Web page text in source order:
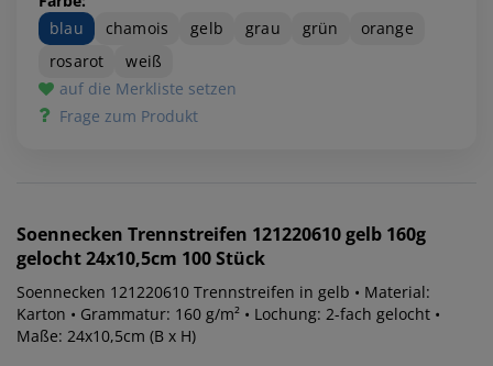
blau
chamois gelb grau grün
orange
rosarot
weiß
auf die Merkliste setzen
Frage zum Produkt
Soennecken Trennstreifen 121220610 gelb 160g
gelocht 24x10,5cm 100 Stück
Soennecken 121220610 Trennstreifen in gelb • Material:
Karton • Grammatur: 160 g/m² • Lochung: 2-fach gelocht •
Maße: 24x10,5cm (B x H)